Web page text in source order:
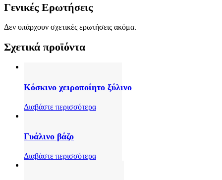
Γενικές Ερωτήσεις
Δεν υπάρχουν σχετικές ερωτήσεις ακόμα.
Σχετικά προϊόντα
Κόσκινο χειροποίητο ξύλινο
Διαβάστε περισσότερα
Γυάλινο βάζο
Διαβάστε περισσότερα